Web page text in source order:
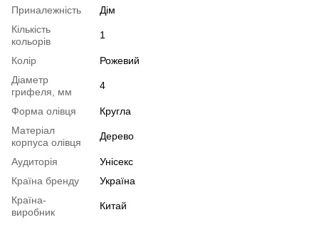
Приналежність
Дім
Кількість
кольорів
1
Колір
Рожевий
Діаметр
грифеля, мм
4
Форма олівця
Кругла
Матеріал
корпуса олівця
Дерево
Аудиторія
Унісекс
Країна бренду
Україна
Країна-
виробник
Китай